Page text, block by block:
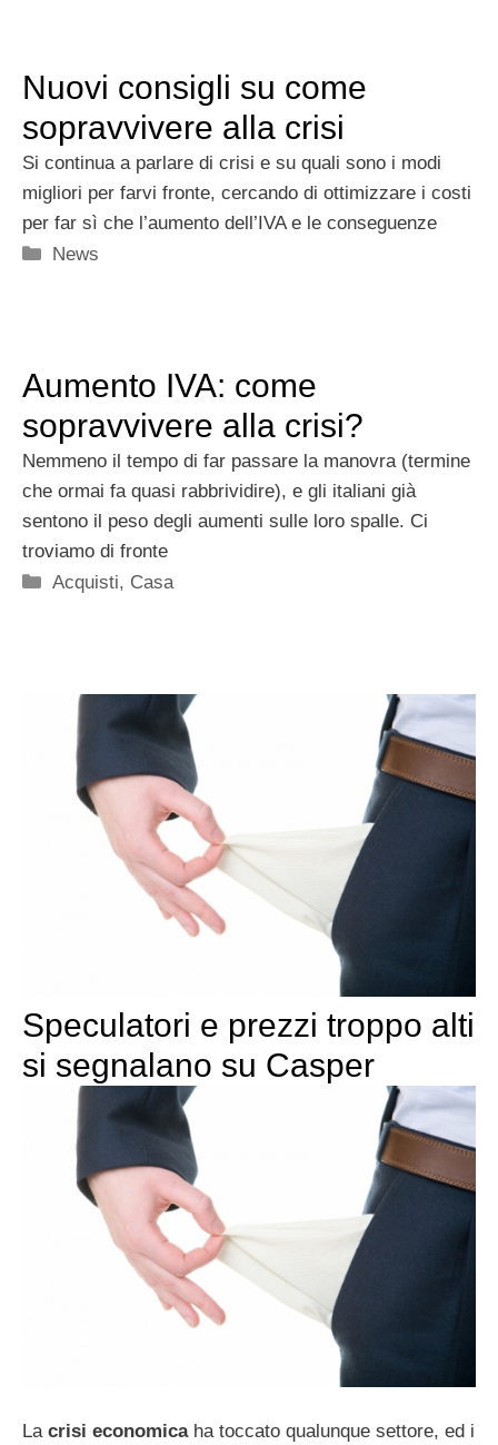
Nuovi consigli su come
sopravvivere alla crisi
Si continua a parlare di crisi e su quali sono i modi
migliori per farvi fronte, cercando di ottimizzare i costi
per far sì che l’aumento dell’IVA e le conseguenze
Categorie
News
Aumento IVA: come
sopravvivere alla crisi?
Nemmeno il tempo di far passare la manovra (termine
che ormai fa quasi rabbrividire), e gli italiani già
sentono il peso degli aumenti sulle loro spalle. Ci
troviamo di fronte
Categorie
Acquisti, Casa
Speculatori e prezzi troppo alti
si segnalano su Casper
La crisi economicaha toccato qualunque settore, ed i